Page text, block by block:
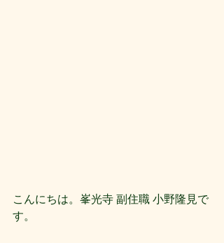
こんにちは。峯光寺 副住職 小野隆見で
す。